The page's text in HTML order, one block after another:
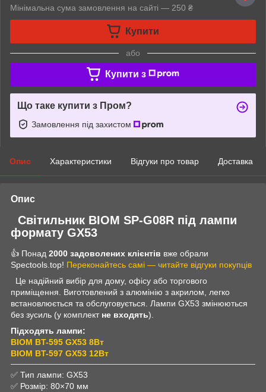
Мінімальна сума замовлення на сайті — 250 ₴
Купити
або
Купити з
Що таке купити з Пром?
Замовлення під захистом
Опис Характеристики Відгуки про товар Доставка
Опис
Світильник BIOM SP-G08R під лампи
формату GX53
👍 Понад 2000 задоволених клієнтів вже обрали
Spectools.top! Переконайтесь самі — читайте відгуки покупців
Це надійний вибір для дому, офісу або торгового
приміщення. Виготовлений з алюмінію з акрилом, легко
встановлюється та обслуговується. Лампи GX53 змінюються
без зусиль (у комплект не входять).
Підходять лампи:
BIOM BT-595 GX53 8Вт
BIOM BT-597 GX53 12Вт
✅ Тип лампи: GX53
✅ Розмір: 80×70 мм